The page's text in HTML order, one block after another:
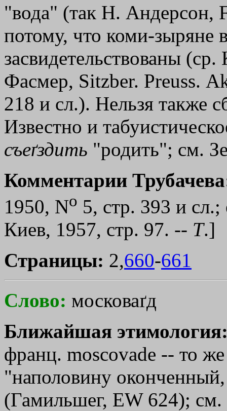
"вода" (так Н. Андерсон,
потому, что коми-зыряне
засвидетельствованы
Фасмер, Sitzber. Preuss.
218 и сл.). Нельзя также
Известно и
съеґздить "родить"; см.
Комментарии
1950, No 5, стр. 393 и
Киев, 1957, стр. 97. -- Т.]
Страницы: 2,660-661
Слово: московаґд
Ближайшая
франц. mоsсоvаdе -- то
"наполовину оконченный,
(Гамильшег, ЕW 624);